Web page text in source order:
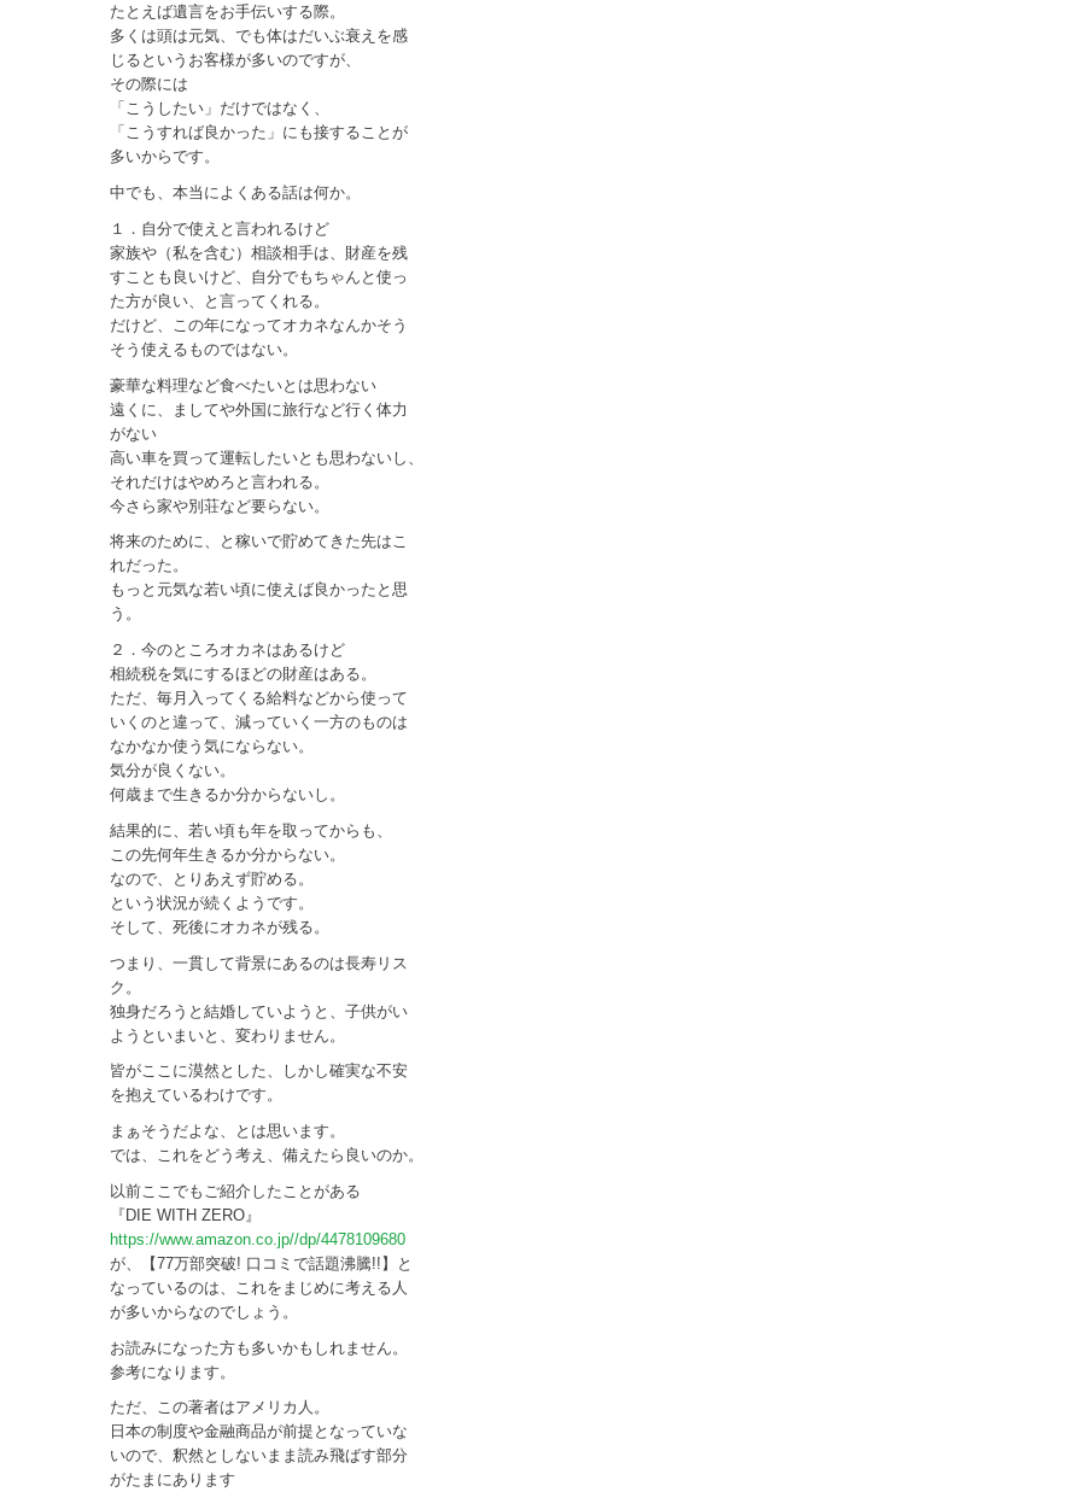
たとえば遺言をお手伝いする際。
多くは頭は元気、でも体はだいぶ衰えを感
じるというお客様が多いのですが、
その際には
「こうしたい」だけではなく、
「こうすれば良かった」にも接することが
多いからです。
中でも、本当によくある話は何か。
１．自分で使えと言われるけど
家族や（私を含む）相談相手は、財産を残
すことも良いけど、自分でもちゃんと使っ
た方が良い、と言ってくれる。
だけど、この年になってオカネなんかそう
そう使えるものではない。
豪華な料理など食べたいとは思わない
遠くに、ましてや外国に旅行など行く体力
がない
高い車を買って運転したいとも思わないし、
それだけはやめろと言われる。
今さら家や別荘など要らない。
将来のために、と稼いで貯めてきた先はこ
れだった。
もっと元気な若い頃に使えば良かったと思
う。
２．今のところオカネはあるけど
相続税を気にするほどの財産はある。
ただ、毎月入ってくる給料などから使って
いくのと違って、減っていく一方のものは
なかなか使う気にならない。
気分が良くない。
何歳まで生きるか分からないし。
結果的に、若い頃も年を取ってからも、
この先何年生きるか分からない。
なので、とりあえず貯める。
という状況が続くようです。
そして、死後にオカネが残る。
つまり、一貫して背景にあるのは長寿リス
ク。
独身だろうと結婚していようと、子供がい
ようといまいと、変わりません。
皆がここに漠然とした、しかし確実な不安
を抱えているわけです。
まぁそうだよな、とは思います。
では、これをどう考え、備えたら良いのか。
以前ここでもご紹介したことがある
『DIE WITH ZERO』
https://www.amazon.co.jp//dp/4478109680
が、【77万部突破! 口コミで話題沸騰!!】と
なっているのは、これをまじめに考える人
が多いからなのでしょう。
お読みになった方も多いかもしれません。
参考になります。
ただ、この著者はアメリカ人。
日本の制度や金融商品が前提となっていな
いので、釈然としないまま読み飛ばす部分
がたまにあります